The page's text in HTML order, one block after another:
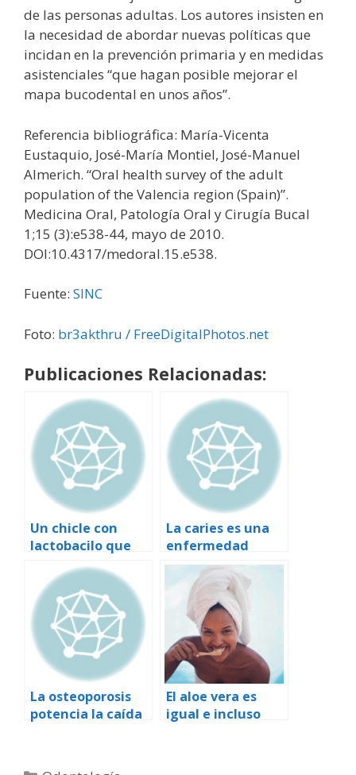
de las personas adultas. Los autores insisten en
la necesidad de abordar nuevas políticas que
incidan en la prevención primaria y en medidas
asistenciales “que hagan posible mejorar el
mapa bucodental en unos años”.
Referencia bibliográfica: María-Vicenta
Eustaquio, José-María Montiel, José-Manuel
Almerich. “Oral health survey of the adult
population of the Valencia region (Spain)”.
Medicina Oral, Patología Oral y Cirugía Bucal
1;15 (3):e538-44, mayo de 2010.
DOI:10.4317/medoral.15.e538.
Fuente: SINC
Foto: br3akthru / FreeDigitalPhotos.net
Publicaciones Relacionadas:
Un chicle con
lactobacilo que
ataca la bacteria
que produce las
caries podría
llegar a las
tiendas en 2007
La caries es una
enfermedad
infecciosa que se
transmite y
contagia de
madres a hijos
La osteoporosis
potencia la caída
El aloe vera es
igual e incluso